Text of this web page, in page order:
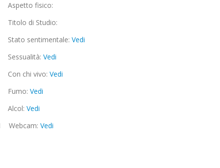
Aspetto fisico:
Titolo di Studio:
Stato sentimentale: Vedi
Sessualità: Vedi
Con chi vivo: Vedi
Fumo: Vedi
Alcol: Vedi
Webcam: Vedi